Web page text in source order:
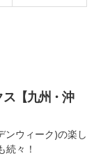
【九州・沖
ンウィーク)の楽し
続々！